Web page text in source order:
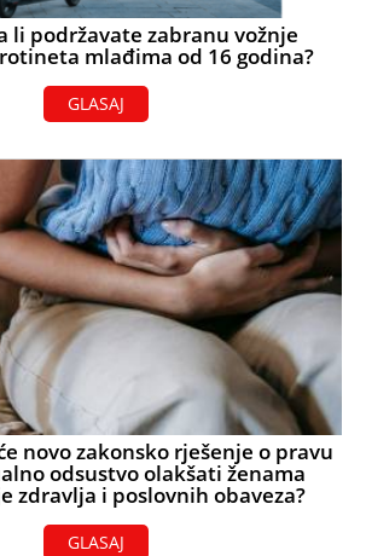
li podržavate zabranu vožnje
mlađima od 16 godina?
GLASAJ
novo zakonsko rješenje o pravu
odsustvo olakšati ženama
zdravlja i poslovnih obaveza?
GLASAJ